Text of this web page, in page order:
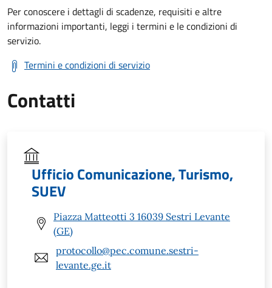
Per conoscere i dettagli di scadenze, requisiti e altre
informazioni importanti, leggi i termini e le condizioni di
servizio.
Termini e condizioni di servizio
Contatti
Ufficio Comunicazione, Turismo,
SUEV
Piazza Matteotti 3 16039 Sestri Levante
(GE)
protocollo@pec.comune.sestri-
levante.ge.it